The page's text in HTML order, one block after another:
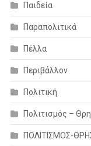
Παιδεία
Παραπολιτικά
Πέλλα
Περιβάλλον
Πολιτική
Πολιτισμός –
ΠΟΛΙΤΙΣΜΟΣ-